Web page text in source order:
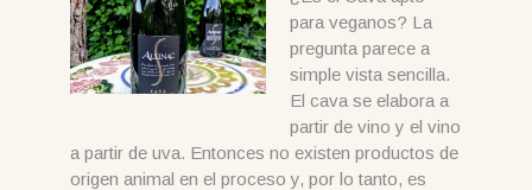
para veganos? La
pregunta parece a
simple vista sencilla.
El cava se elabora a
partir de vino y el vino
a partir de uva. Entonces no existen productos de
origen animal en el proceso y, por lo tanto, es